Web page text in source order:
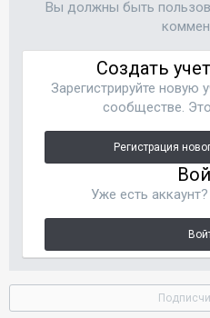
Вы должны быть
Создать
Зарегистрируйте новую
сообществе.
Регистрация
Уже есть